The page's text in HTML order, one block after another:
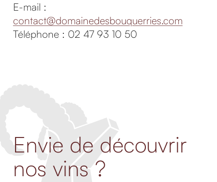
E-mail :
contact@domainedesbouquerries.com
Téléphone : 02 47 93 10 50
Envie de découvrir
nos vins ?